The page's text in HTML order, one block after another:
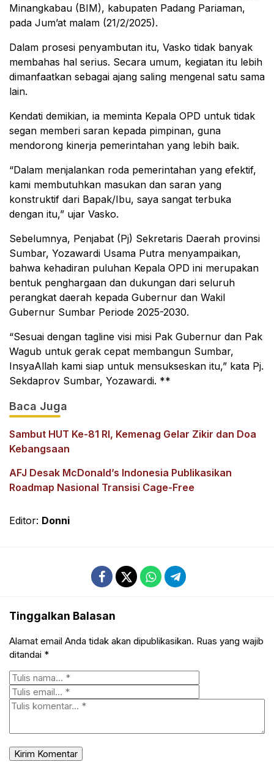
Minangkabau (BIM), kabupaten Padang Pariaman,
pada Jum’at malam (21/2/2025).
Dalam prosesi penyambutan itu, Vasko tidak banyak
membahas hal serius. Secara umum, kegiatan itu lebih
dimanfaatkan sebagai ajang saling mengenal satu sama
lain.
Kendati demikian, ia meminta Kepala OPD untuk tidak
segan memberi saran kepada pimpinan, guna
mendorong kinerja pemerintahan yang lebih baik.
“Dalam menjalankan roda pemerintahan yang efektif,
kami membutuhkan masukan dan saran yang
konstruktif dari Bapak/Ibu, saya sangat terbuka
dengan itu,” ujar Vasko.
Sebelumnya, Penjabat (Pj) Sekretaris Daerah provinsi
Sumbar, Yozawardi Usama Putra menyampaikan,
bahwa kehadiran puluhan Kepala OPD ini merupakan
bentuk penghargaan dan dukungan dari seluruh
perangkat daerah kepada Gubernur dan Wakil
Gubernur Sumbar Periode 2025-2030.
“Sesuai dengan tagline visi misi Pak Gubernur dan Pak
Wagub untuk gerak cepat membangun Sumbar,
InsyaAllah kami siap untuk mensukseskan itu,” kata Pj.
Sekdaprov Sumbar, Yozawardi. **
Baca Juga
Sambut HUT Ke-81 RI, Kemenag Gelar Zikir dan Doa
Kebangsaan
AFJ Desak McDonald’s Indonesia Publikasikan
Roadmap Nasional Transisi Cage-Free
Editor: Donni
Tinggalkan Balasan
Alamat email Anda tidak akan dipublikasikan. Ruas yang wajib
ditandai *